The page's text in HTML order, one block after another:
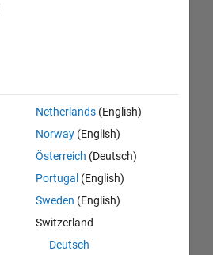
Netherlands(English)
Norway(English)
Österreich (Deutsch)
Portugal (English)
Sweden (English)
Switzerland
Deutsch